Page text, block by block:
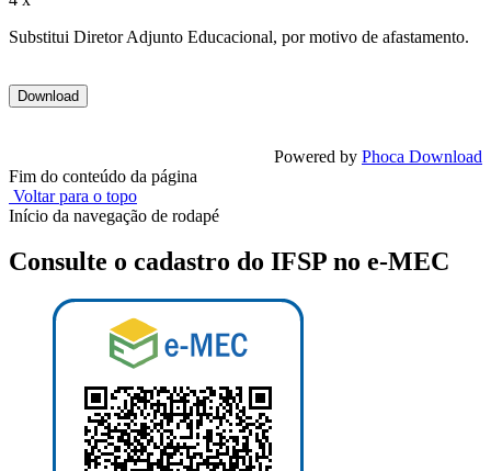
Substitui Diretor Adjunto Educacional, por motivo de afastamento.
Powered by Phoca Download
Fim do conteúdo da página
Voltar para o topo
Início da navegação de rodapé
Consulte o cadastro do IFSP no e-MEC